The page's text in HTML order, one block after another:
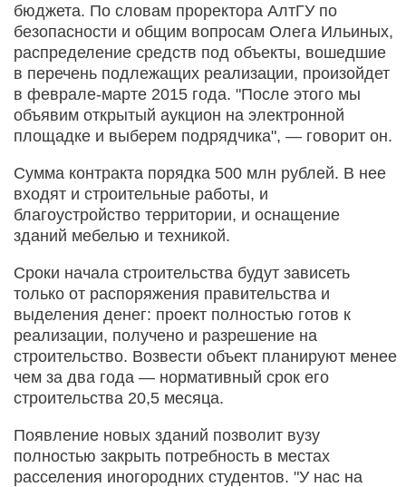
бюджета. По словам проректора АлтГУ по
безопасности и общим вопросам Олега Ильиных,
распределение средств под объекты, вошедшие
в перечень подлежащих реализации, произойдет
в феврале-марте 2015 года. "После этого мы
объявим открытый аукцион на электронной
площадке и выберем подрядчика", — говорит он.
Сумма контракта порядка 500 млн рублей. В нее
входят и строительные работы, и
благоустройство территории, и оснащение
зданий мебелью и техникой.
Сроки начала строительства будут зависеть
только от распоряжения правительства и
выделения денег: проект полностью готов к
реализации, получено и разрешение на
строительство. Возвести объект планируют менее
чем за два года — нормативный срок его
строительства 20,5 месяца.
Появление новых зданий позволит вузу
полностью закрыть потребность в местах
расселения иногородних студентов. "У нас на